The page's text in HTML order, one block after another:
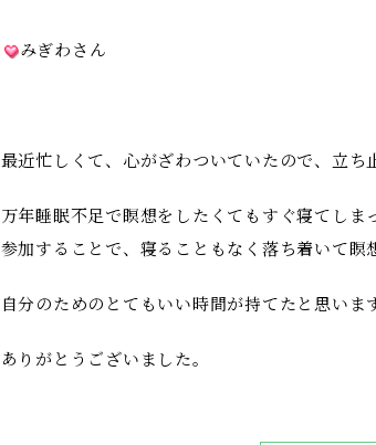
みぎわさん
最近忙しくて、心がざわついていたので、立ち
万年睡眠不足で瞑想をしたくてもすぐ寝てし
参加することで、寝ることもなく落ち着いて瞑
自分のためのとてもいい時間が持てたと思います
ありがとうございました。